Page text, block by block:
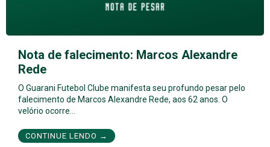
Nota de falecimento: Marcos Alexandre
Rede
O Guarani Futebol Clube manifesta seu profundo pesar pelo
falecimento de Marcos Alexandre Rede, aos 62 anos. O
velório ocorre…
CONTINUE LENDO →